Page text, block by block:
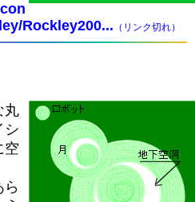
Rockley200... （リンク切れ）
丸
シ
空
ら